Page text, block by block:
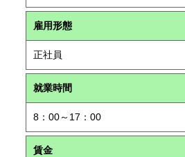
雇用形態
正社員
就業時間
8：00～17：00
賃金